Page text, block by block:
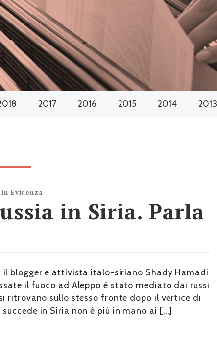
2017 2016 2015 2014 2013
In Evidenza
in Siria. Parla
il blogger e attivista italo-siriano Shady Hamadi
il fuoco ad Aleppo è stato mediato dai russi
ritrovano sullo stesso fronte dopo il vertice di
in Siria non è più in mano ai […]